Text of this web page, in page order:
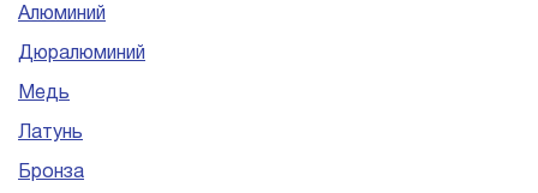
Алюминий
Дюралюминий
Медь
Латунь
Бронза